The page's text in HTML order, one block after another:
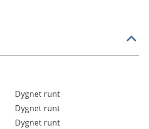
Dygnet runt
Dygnet runt
Dygnet runt